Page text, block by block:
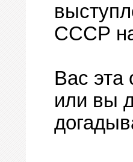
СССР
Вас эта
или вы